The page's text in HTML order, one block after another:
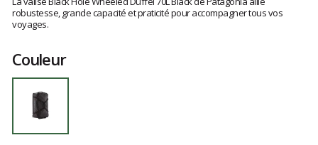
clients
robustesse, grande capacité et praticité pour accompagner tous vos
voyages.
Couleur